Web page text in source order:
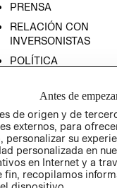
PRENSA
RELACIÓN CON
INVERSONISTAS
POLÍTICA
Antes de
de origen y de
externos, para
personalizar su
personalizada en
en Internet y a
fin, recopilamos